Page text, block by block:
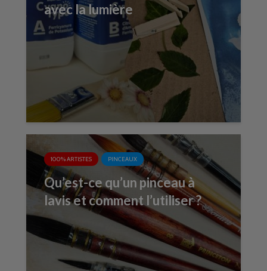
avec la lumière
100% ARTISTES PINCEAUX
Qu’est-ce qu’un pinceau à
lavis et comment l’utiliser ?